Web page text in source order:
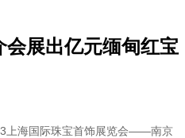
展出亿元缅甸红宝
上海国际珠宝首饰展览会——南京